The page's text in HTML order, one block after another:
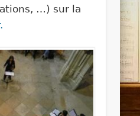
…) sur la